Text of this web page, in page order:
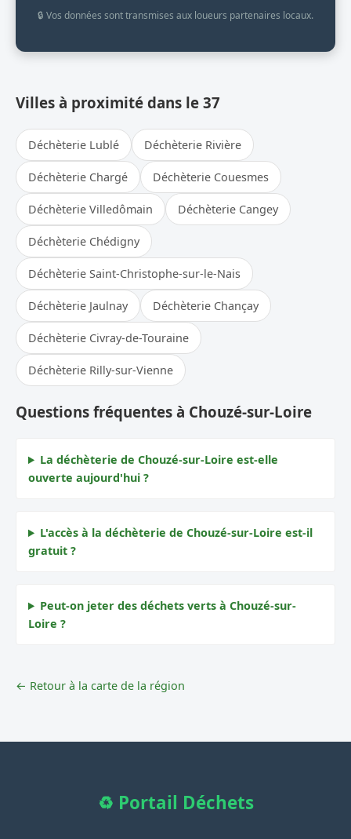
🔒 Vos données sont transmises aux loueurs partenaires locaux.
Villes à proximité dans le 37
Déchèterie Lublé Déchèterie Rivière
Déchèterie Chargé Déchèterie Couesmes
Déchèterie Villedômain Déchèterie Cangey
Déchèterie Chédigny
Déchèterie Saint-Christophe-sur-le-Nais
Déchèterie Jaulnay Déchèterie Chançay
Déchèterie Civray-de-Touraine
Déchèterie Rilly-sur-Vienne
Questions fréquentes à Chouzé-sur-Loire
La déchèterie de Chouzé-sur-Loire est-elle
ouverte aujourd'hui ?
L'accès à la déchèterie de Chouzé-sur-Loire est-il
gratuit ?
Peut-on jeter des déchets verts à Chouzé-sur-
Loire ?
← Retour à la carte de la région
♻️ Portail Déchets